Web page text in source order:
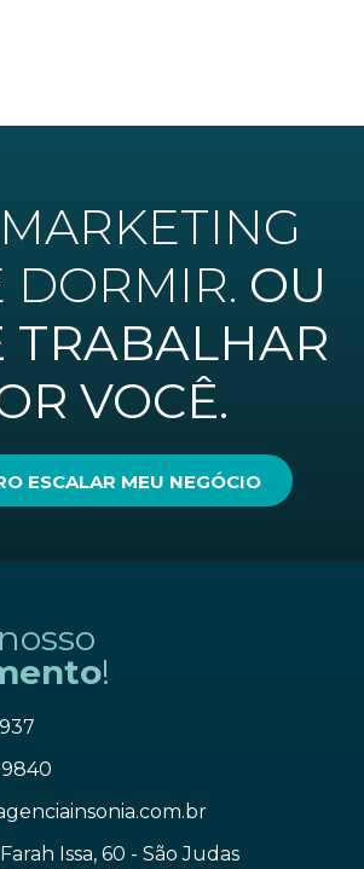
DORMIR. OU
TRABALHAR
VOCÊ.
ESCALAR MEU NEGÓCIO
!
9840
Issa, 60 - São Judas